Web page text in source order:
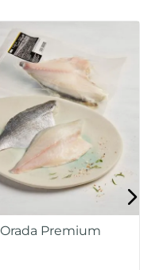
lluç sense pell